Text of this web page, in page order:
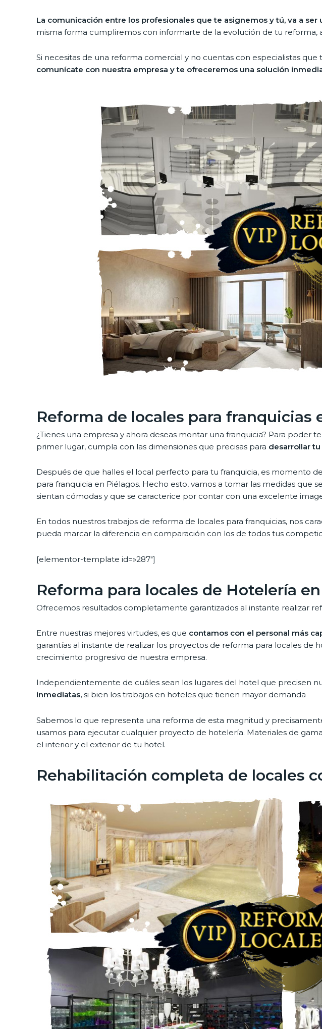
La comunicación entre los profesionales que te asignemos y tú, va a
misma forma cumpliremos con informarte de la evolución de tu reforma,
Si necesitas de una reforma comercial y no cuentas con especialistas
comunícate con nuestra empresa y te ofreceremos una solución
Reforma de locales para franquicias
¿Tienes una empresa y ahora deseas montar una franquicia? Para
primer lugar, cumpla con las dimensiones que precisas para desarrollar
Después de que halles el local perfecto para tu franquicia, es momento de
para franquicia en Piélagos. Hecho esto, vamos a tomar las medidas que
sientan cómodas y que se caracterice por contar con una excelente
En todos nuestros trabajos de reforma de locales para franquicias, nos
pueda marcar la diferencia en comparación con los de todos tus
[elementor-template id=»287″]
Reforma para locales de Hotelería
Ofrecemos resultados completamente garantizados al instante realizar
Entre nuestras mejores virtudes, es que contamos con el personal más
garantías al instante de realizar los proyectos de reforma para locales
crecimiento progresivo de nuestra empresa.
Independientemente de cuáles sean los lugares del hotel que precisen
inmediatas, si bien los trabajos en hoteles que tienen mayor demanda
Sabemos lo que representa una reforma de esta magnitud y
usamos para ejecutar cualquier proyecto de hotelería. Materiales de
el interior y el exterior de tu hotel.
Rehabilitación completa de locales